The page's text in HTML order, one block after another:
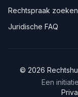
Rechtspraak zoeken
Juridische FAQ
© 2026
Een